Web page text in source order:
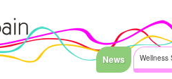
News Wellness